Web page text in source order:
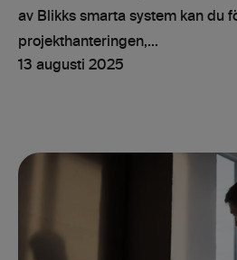
av Blikks smarta system kan du
projekthanteringen,...
13 augusti 2025